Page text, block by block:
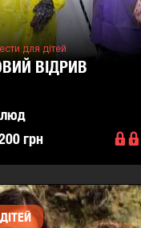
для дітей
ВІДРИВ
грн